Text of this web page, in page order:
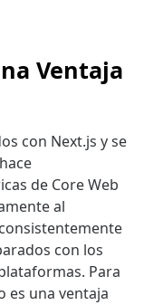
Ventaja
con Next.js y se
de Core Web
al
con los
Para
es una ventaja